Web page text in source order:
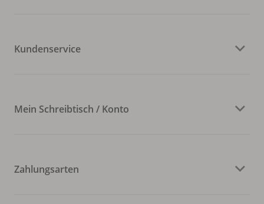
Kundenservice
Mein Schreibtisch / Konto
Zahlungsarten